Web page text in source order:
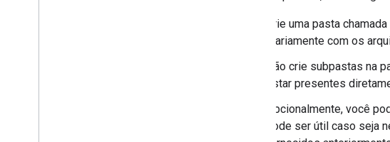
Crie uma pasta
diariamente com os
Não crie subpastas na
estar presentes
Opcionalmente, você
pode ser útil caso seja